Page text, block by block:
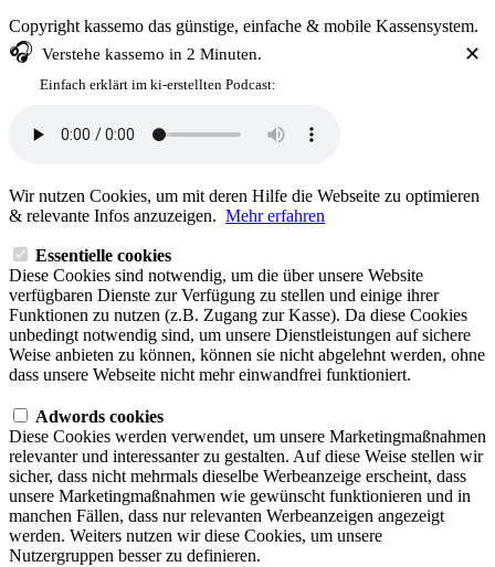
Copyright kassemo das günstige, einfache & mobile Kassensystem.
✕
🎧 Verstehe kassemo in 2 Minuten.
Einfach erklärt im ki-erstellten Podcast:
Wir nutzen Cookies, um mit deren Hilfe die Webseite zu optimieren
& relevante Infos anzuzeigen. Mehr erfahren
Essentielle cookies
Diese Cookies sind notwendig, um die über unsere Website
verfügbaren Dienste zur Verfügung zu stellen und einige ihrer
Funktionen zu nutzen (z.B. Zugang zur Kasse). Da diese Cookies
unbedingt notwendig sind, um unsere Dienstleistungen auf sichere
Weise anbieten zu können, können sie nicht abgelehnt werden, ohne
dass unsere Webseite nicht mehr einwandfrei funktioniert.
Adwords cookies
Diese Cookies werden verwendet, um unsere Marketingmaßnahmen
relevanter und interessanter zu gestalten. Auf diese Weise stellen wir
sicher, dass nicht mehrmals dieselbe Werbeanzeige erscheint, dass
unsere Marketingmaßnahmen wie gewünscht funktionieren und in
manchen Fällen, dass nur relevanten Werbeanzeigen angezeigt
werden. Weiters nutzen wir diese Cookies, um unsere
Nutzergruppen besser zu definieren.